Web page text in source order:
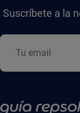
Suscríbete a la